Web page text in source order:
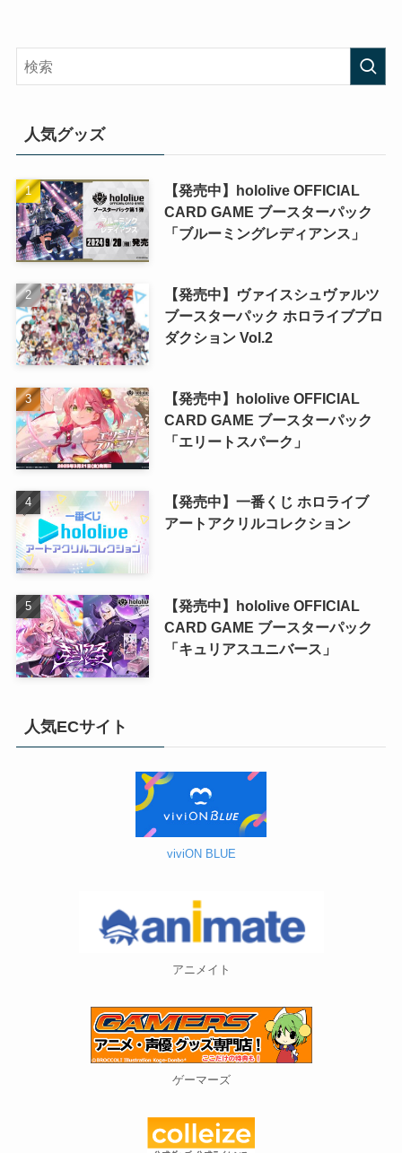
人気グッズ
【発売中】hololive OFFICIAL
CARD GAME ブースターパック
「ブルーミングレディアンス」
【発売中】ヴァイスシュヴァルツ
ブースターパック ホロライブプロ
ダクション Vol.2
【発売中】hololive OFFICIAL
CARD GAME ブースターパック
「エリートスパーク」
【発売中】一番くじ ホロライブ
アートアクリルコレクション
【発売中】hololive OFFICIAL
CARD GAME ブースターパック
「キュリアスユニバース」
人気ECサイト
viviON BLUE
アニメイト
ゲーマーズ